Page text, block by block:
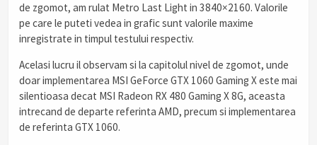
de zgomot, am rulat Metro Last Light in 3840×2160. Valorile
pe care le puteti vedea in grafic sunt valorile maxime
inregistrate in timpul testului respectiv.
Acelasi lucru il observam si la capitolul nivel de zgomot, unde
doar implementarea MSI GeForce GTX 1060 Gaming X este mai
silentioasa decat MSI Radeon RX 480 Gaming X 8G, aceasta
intrecand de departe referinta AMD, precum si implementarea
de referinta GTX 1060.